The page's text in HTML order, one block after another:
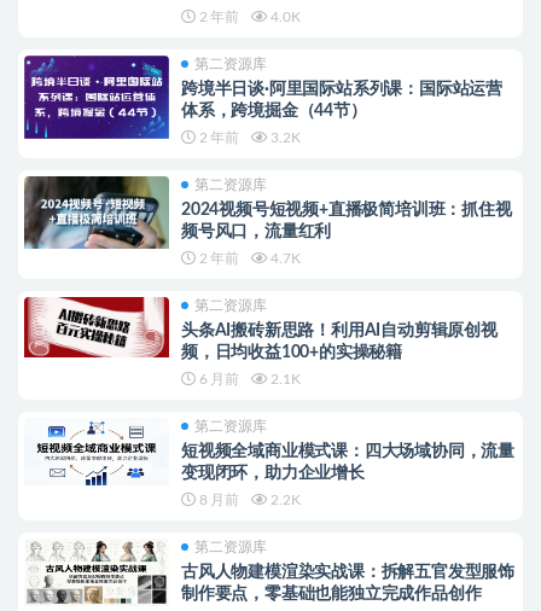
2 年前 4.0K
第二资源库
跨境半日谈·阿里国际站系列课：国际站运营
体系，跨境掘金（44节）
2 年前 3.2K
第二资源库
2024视频号短视频+直播极简培训班：抓住视
频号风口，流量红利
2 年前 4.7K
第二资源库
头条AI搬砖新思路！利用AI自动剪辑原创视
频，日均收益100+的实操秘籍
6 月前 2.1K
第二资源库
短视频全域商业模式课：四大场域协同，流量
变现闭环，助力企业增长
8 月前 2.2K
第二资源库
古风人物建模渲染实战课：拆解五官发型服饰
制作要点，零基础也能独立完成作品创作